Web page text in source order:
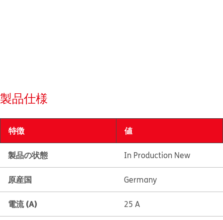
製品仕様
特徴 値
製品の状態 In Production New
原産国 Germany
電流 (A) 25 A